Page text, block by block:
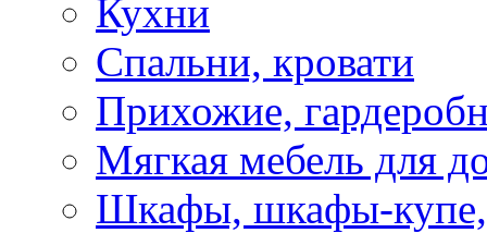
Кухни
Спальни, кровати
Прихожие,
Мягкая мебель для
Шкафы, шкафы-купе,